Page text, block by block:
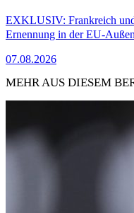
EXKLUSIV: Frankreich
Ernennung in der EU-
07.08.2026
MEHR AUS DIESEM